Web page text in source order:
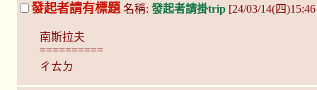
發起者請有標題 名稱: 發起者請掛trip [24/03/14(四
南斯拉夫
==========
ㄔㄊㄉ